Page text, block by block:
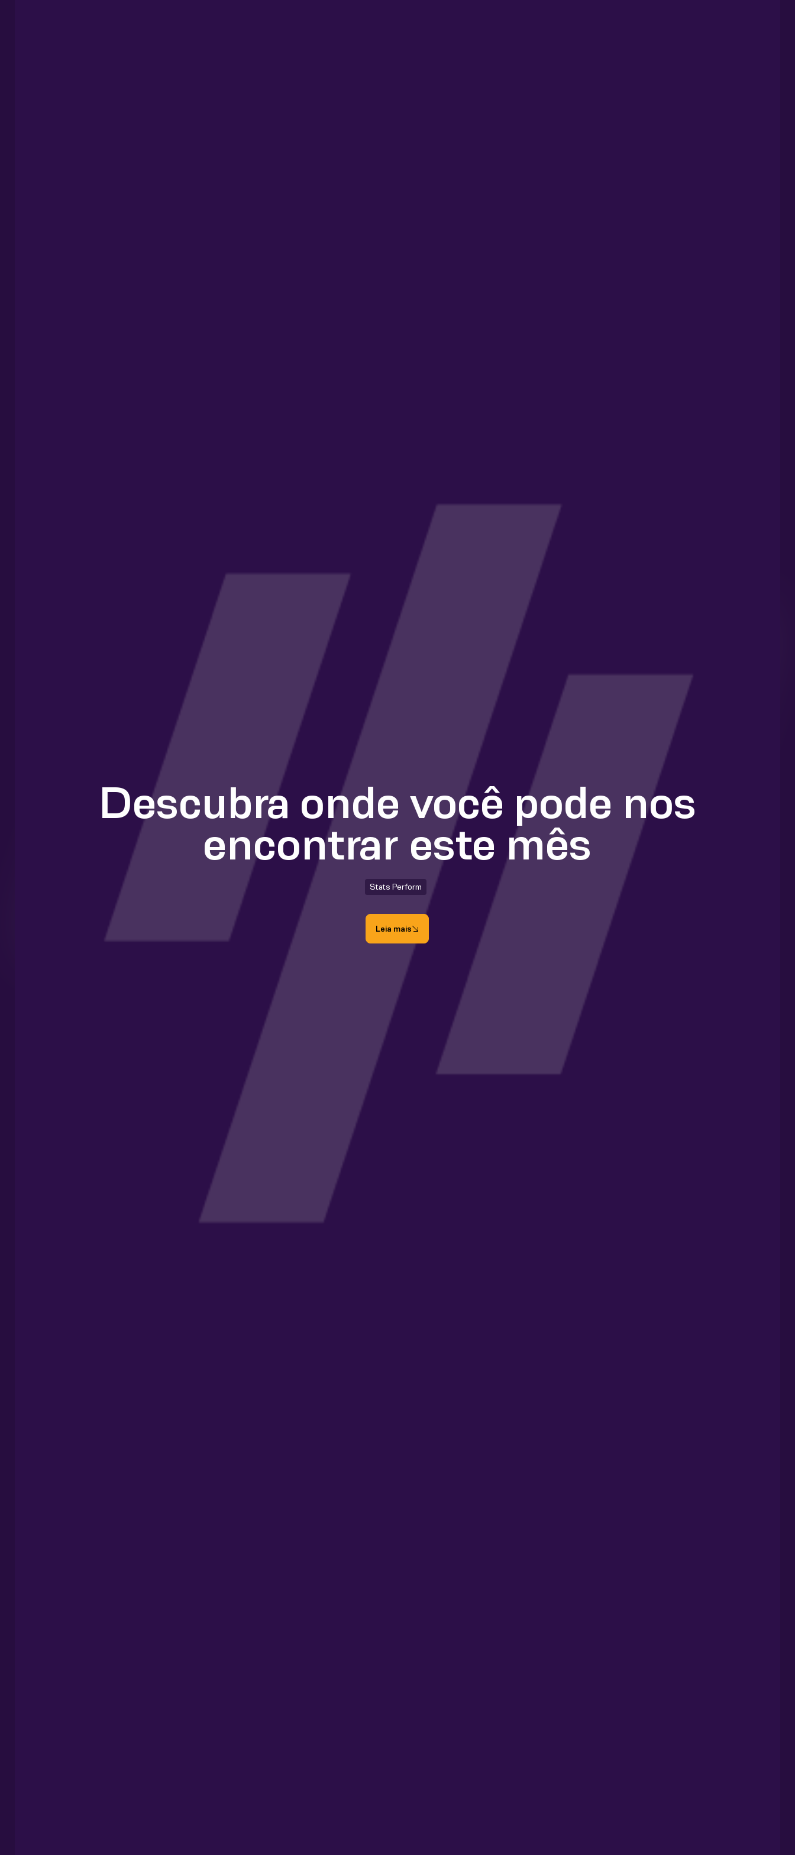
Descubra onde você pode nos
encontrar este mês
Stats Perform
Leia mais